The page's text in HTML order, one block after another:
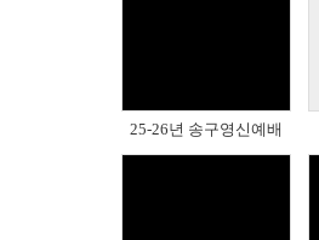
25-26년 송구영신예배